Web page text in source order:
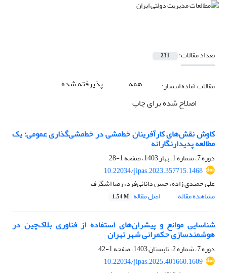
تعداد مقالات: 231
مقالات آماده انتشار: همه
پذیرفته شده
اصلاح شده برای چاپ
کاوش نقش‌های کارآفرینان خط‌مشی در خط‌مشی‌گذاری عمومی: یک
مطالعه پدیدارنگارانه
دوره 7، شماره 1، بهار 1403، صفحه
1-28
10.22034/jipas.2023.357715.1468
علی حمیدی زاده، حسن دانائی‌فرد، رضا اشگرف
مشاهده مقاله
اصل مقاله 1.54 M
شناسایی موانع و پیشران‌های استفاده از فناوری بلاک‌چین در
هوشمندسازی حکمرانی شهر تهران
دوره 7، شماره 2، تابستان 1403، صفحه
1-42
10.22034/jipas.2025.401660.1609